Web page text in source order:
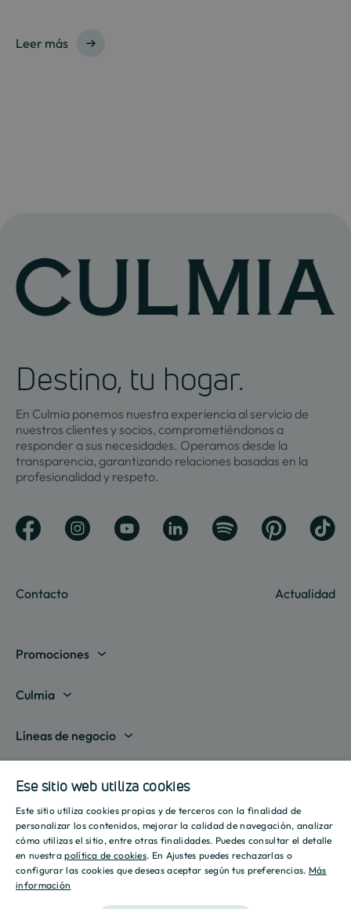
Leer más
Destino, tu hogar.
En Culmia ponemos nuestra experiencia al servicio de
nuestros clientes y socios, comprometiéndonos a
responder a sus necesidades. Operamos desde la
transparencia, garantizando relaciones basadas en la
profesionalidad y respeto.
Contacto Actualidad
Promociones
Madrid
Valencia
Sevilla
Islas Baleares
Mostrar todas
Culmia
Sobre nosotros
Destino Culmia
Sala de prensa
Informes
Iniciativas
Culmia Challenges
Líneas de negocio
Vivienda Alquiler
Gestión de Suelo
Actualidad
Culmia es noticia
Tendencias
Estilo de vida
Recursos
Guías
Calculadora Hipotecaria
SPANISH
ENGLISH
Ese sitio web utiliza cookies
Este sitio utiliza cookies propias y de terceros con la finalidad de
personalizar los contenidos, mejorar la calidad de navegación, analizar
cómo utilizas el sitio, entre otras finalidades. Puedes consultar el detalle
en nuestrapolítica de cookies. En Ajustes puedes rechazarlas o
configurar las cookies que deseas aceptar según tus preferencias. Más
información